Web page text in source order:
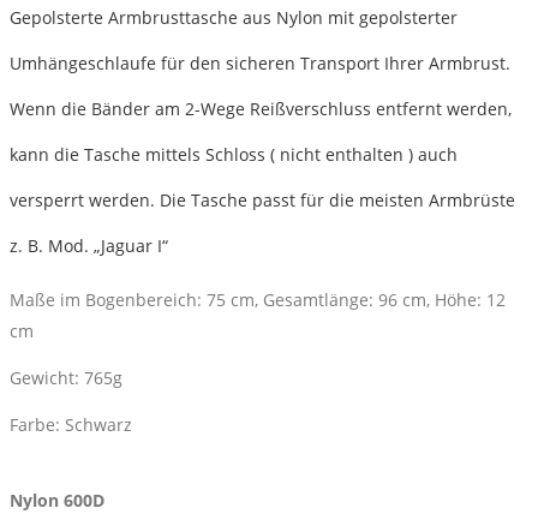
Gepolsterte Armbrusttasche aus Nylon mit gepolsterter
Umhängeschlaufe für den sicheren Transport Ihrer Armbrust.
Wenn die Bänder am 2-Wege Reißverschluss entfernt werden,
kann die Tasche mittels Schloss ( nicht enthalten ) auch
versperrt werden. Die Tasche passt für die meisten Armbrüste
z. B. Mod. „Jaguar I“
Maße im Bogenbereich: 75 cm, Gesamtlänge: 96 cm, Höhe: 12
cm
Gewicht: 765g
Farbe: Schwarz
Nylon 600D